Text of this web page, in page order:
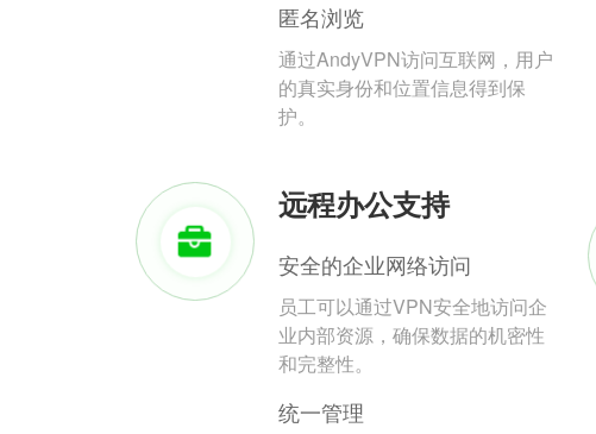
匿名浏览
通过AndyVPN访问互联网，用户
的真实身份和位置信息得到保
护。
远程办公支持
安全的企业网络访问
员工可以通过VPN安全地访问企
业内部资源，确保数据的机密性
和完整性。
统一管理